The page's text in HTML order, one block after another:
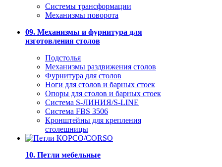
Системы трансформации
Механизмы поворота
09. Механизмы и фурнитура для
изготовления столов
Подстолья
Механизмы раздвижения столов
Фурнитура для столов
Ноги для столов и барных стоек
Опоры для столов и барных стоек
Система S-ЛИНИЯ/S-LINE
Система FBS 3506
Кронштейны для крепления
столешницы
10. Петли мебельные